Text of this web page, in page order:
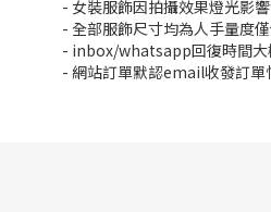
- 女裝服飾因拍攝效果燈光影
- 全部服飾尺寸均為人手量度
- inbox/whatsapp回復時間大
- 網站訂單默認email收發訂